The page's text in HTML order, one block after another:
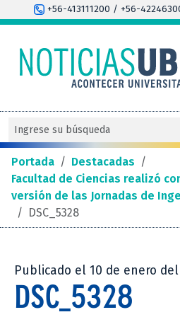
+56-413111200 / +56-
Portada / Destacadas /
Facultad de Ciencias realizó
versión de las Jornadas de
/ DSC_5328
Publicado el 10 de enero del
DSC_5328